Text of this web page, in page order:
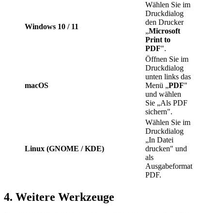
Windows 10 / 11
Wählen Sie im
Druckdialog
den Drucker
„Microsoft
Print to
PDF".
macOS
Öffnen Sie im
Druckdialog
unten links das
Menü „PDF"
und wählen
Sie „Als PDF
sichern".
Linux (GNOME / KDE)
Wählen Sie im
Druckdialog
„In Datei
drucken" und
als
Ausgabeformat
PDF.
4. Weitere Werkzeuge